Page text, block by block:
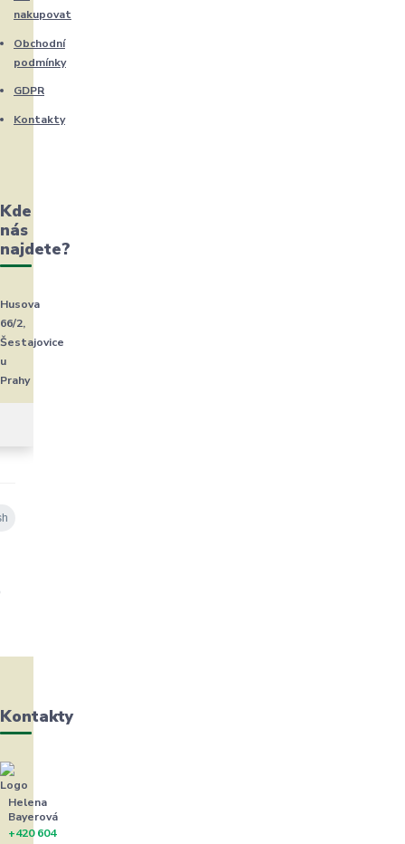
nakupovat
Obchodní
podmínky
GDPR
Kontakty
Kde
nás
najdete?
Husova
66/2,
Šestajovice
u
Prahy
Kontakty
Helena
Bayerová
+420 604